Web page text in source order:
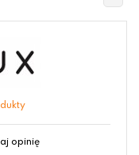
opinię